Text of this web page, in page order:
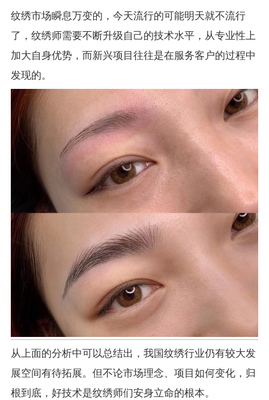
纹绣市场瞬息万变的，今天流行的可能明天就不流行
了，纹绣师需要不断升级自己的技术水平，从专业性上
加大自身优势，而新兴项目往往是在服务客户的过程中
发现的。
从上面的分析中可以总结出，我国纹绣行业仍有较大发
展空间有待拓展。但不论市场理念、项目如何变化，归
根到底，好技术是纹绣师们安身立命的根本。